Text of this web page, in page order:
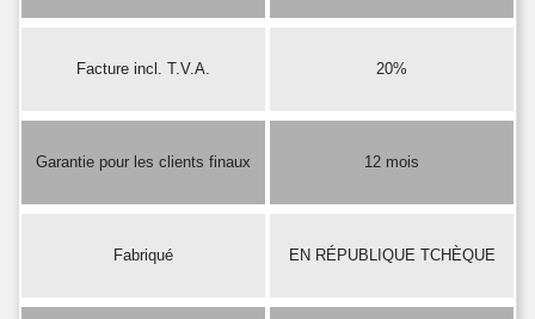
Facture incl. T.V.A. 20%
Garantie pour les clients finaux 12 mois
Fabriqué EN RÉPUBLIQUE TCHÈQUE